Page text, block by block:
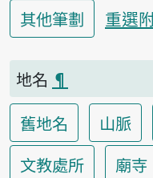
其他筆劃
重選
地名 ¶
舊地名
山脈
文教處所
廟寺